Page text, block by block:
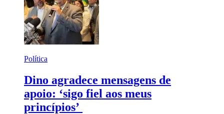
Política
Dino agradece mensagens de
apoio: ‘sigo fiel aos meus
princípios’